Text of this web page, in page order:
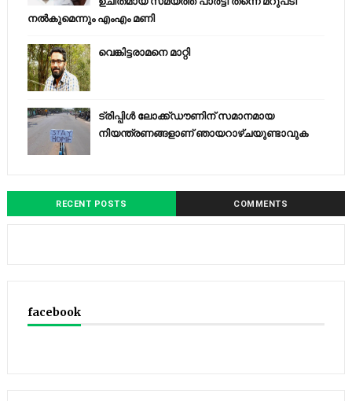
നല്‍കുമെന്നും എംഎം മണി
വെങ്കിട്ടരാമനെ മാറ്റി
ട്രിപ്പിള്‍ ലോക്ക്ഡൗണിന് സമാനമായ
നിയന്ത്രണങ്ങളാണ് ഞായറാഴ്ചയുണ്ടാവുക
RECENT POSTS COMMENTS
facebook